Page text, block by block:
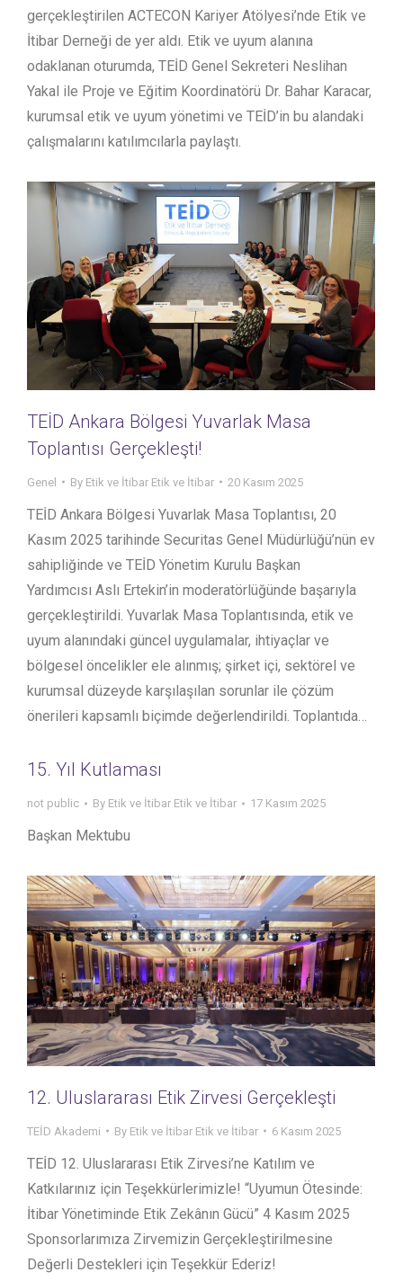
gerçekleştirilen ACTECON Kariyer Atölyesi’nde Etik ve
İtibar Derneği de yer aldı. Etik ve uyum alanına
odaklanan oturumda, TEİD Genel Sekreteri Neslihan
Yakal ile Proje ve Eğitim Koordinatörü Dr. Bahar Karacar,
kurumsal etik ve uyum yönetimi ve TEİD’in bu alandaki
çalışmalarını katılımcılarla paylaştı.
TEİD Ankara Bölgesi Yuvarlak Masa
Toplantısı Gerçekleşti!
Genel By Etik ve İtibar Etik ve İtibar 20 Kasım 2025
TEİD Ankara Bölgesi Yuvarlak Masa Toplantısı, 20
Kasım 2025 tarihinde Securitas Genel Müdürlüğü’nün ev
sahipliğinde ve TEİD Yönetim Kurulu Başkan
Yardımcısı Aslı Ertekin’in moderatörlüğünde başarıyla
gerçekleştirildi. Yuvarlak Masa Toplantısında, etik ve
uyum alanındaki güncel uygulamalar, ihtiyaçlar ve
bölgesel öncelikler ele alınmış; şirket içi, sektörel ve
kurumsal düzeyde karşılaşılan sorunlar ile çözüm
önerileri kapsamlı biçimde değerlendirildi. Toplantıda…
15. Yıl Kutlaması
not public By Etik ve İtibar Etik ve İtibar 17 Kasım 2025
Başkan Mektubu
12.⁠ ⁠Uluslararası Etik Zirvesi Gerçekleşti
TEİD Akademi By Etik ve İtibar Etik ve İtibar 6 Kasım 2025
TEİD 12. Uluslararası Etik Zirvesi’ne Katılım ve
Katkılarınız için Teşekkürlerimizle! “Uyumun Ötesinde:
İtibar Yönetiminde Etik Zekânın Gücü” 4 Kasım 2025
Sponsorlarımıza Zirvemizin Gerçekleştirilmesine
Değerli Destekleri için Teşekkür Ederiz!